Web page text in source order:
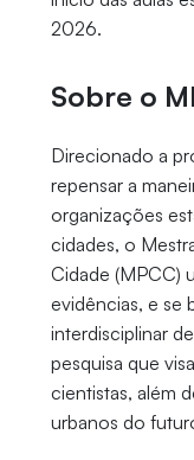
2026.
Sobre o
Direcionado a
repensar a
organizações
cidades, o
Cidade (MPCC)
evidências, e se
interdisciplinar
pesquisa que
cientistas, além
urbanos do